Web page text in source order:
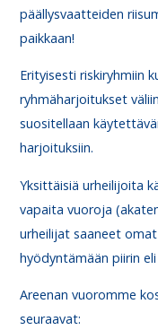
päällysvaatteiden
paikkaan!
Erityisesti riskiryhmiin
ryhmäharjoitukset
suositellaan
harjoituksiin.
Yksittäisiä urheilijoita
vapaita vuoroja
urheilijat saaneet
hyödyntämään piirin
Areenan vuoromme
seuraavat: